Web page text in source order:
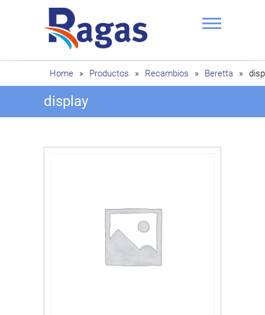
Ragas
Home » Productos » Recambios » Beretta »
display